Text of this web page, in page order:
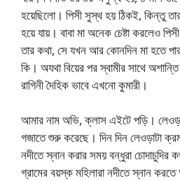
হয়েছিলো। পিসী সুস্থ হয় ঠিকই, কিন্তু তার
হয়ে যায়। বাবা মা অনেক চেষ্টা করলেও
তার কথা, সে যখন আর কোনদিন মা হতে
কি। অযথা বিয়ের পর স্বামীর সাথে
রাগিনী দৈহিক ভাবে এখনো কুমারী।
আমার নাম অভি, ক্লাস এইটে পড়ি।
গজাতে শুরু করেছে। দিন দিন লেওড়াটা
নদীতে স্নান করার সময় বন্ধুরা
গ্রামের বয়স্ক মহিলারা নদীতে স্নান